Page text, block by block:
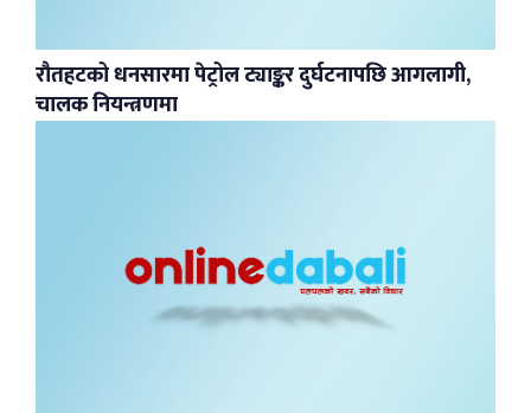
रौतहटको धनसारमा पेट्रोल ट्याङ्कर दुर्घटनापछि आगलागी,
चालक नियन्त्रणमा